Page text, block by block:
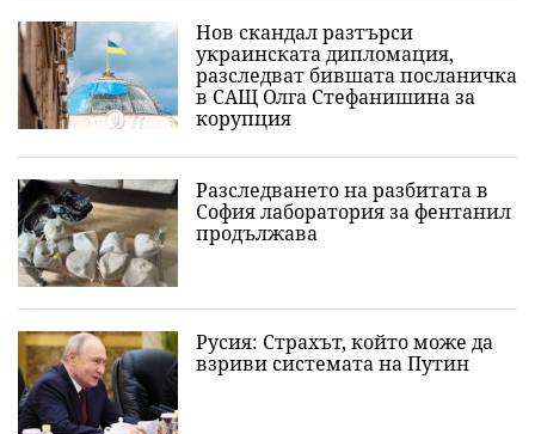
Нов скандал разтърси
украинската дипломация,
разследват бившата посланичка
в САЩ Олга Стефанишина за
корупция
Разследването на разбитата в
София лаборатория за фентанил
продължава
Русия: Страхът, който може да
взриви системата на Путин